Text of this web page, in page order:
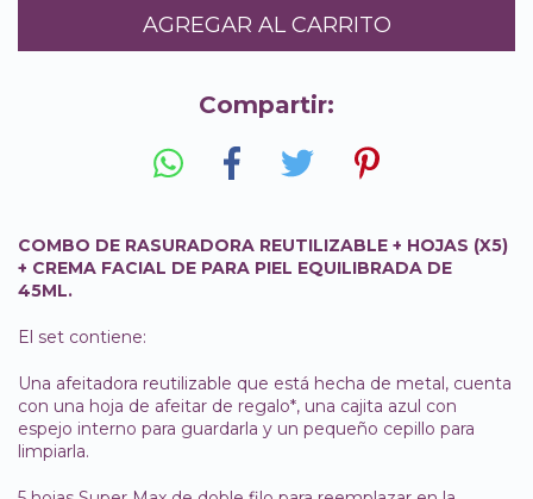
Compartir:
COMBO DE RASURADORA REUTILIZABLE + HOJAS (X5)
+ CREMA FACIAL DE PARA PIEL EQUILIBRADA DE
45ML.
El set contiene:
Una afeitadora reutilizable que está hecha de metal, cuenta
con una hoja de afeitar de regalo*, una cajita azul con
espejo interno para guardarla y un pequeño cepillo para
limpiarla.